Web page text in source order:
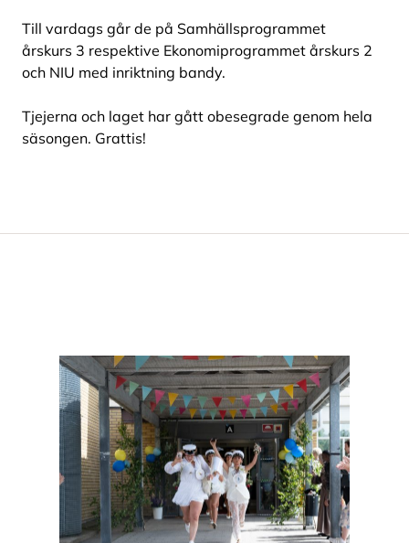
Till vardags går de på Samhällsprogrammet
årskurs 3 respektive Ekonomiprogrammet årskurs 2
och NIU med inriktning bandy.
Tjejerna och laget har gått obesegrade genom hela
säsongen. Grattis!